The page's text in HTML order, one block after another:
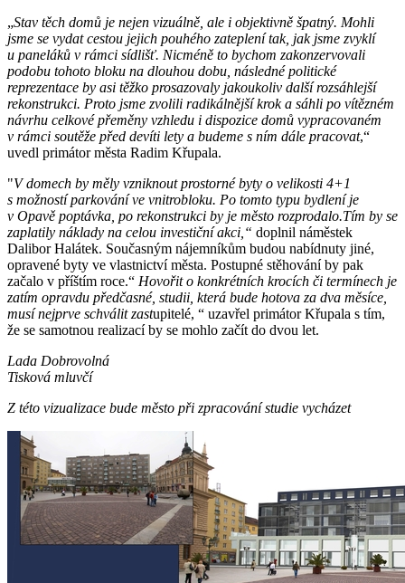
„Stav těch domů je nejen vizuálně, ale i objektivně špatný. Mohli
jsme se vydat cestou jejich pouhého zateplení tak, jak jsme zvyklí
u paneláků v rámci sídlišť. Nicméně to bychom zakonzervovali
podobu tohoto bloku na dlouhou dobu, následné politické
reprezentace by asi těžko prosazovaly jakoukoliv další rozsáhlejší
rekonstrukci. Proto jsme zvolili radikálnější krok a sáhli po vítězném
návrhu celkové přeměny vzhledu i dispozice domů vypracovaném
v rámci soutěže před devíti lety a budeme s ním dále pracovat,“
uvedl primátor města Radim Křupala.
"V domech by měly vzniknout prostorné byty o velikosti 4+1
s možností parkování ve vnitrobloku. Po tomto typu bydlení je
v Opavě poptávka, po rekonstrukci by je město rozprodalo.Tím by se
zaplatily náklady na celou investiční akci,“ doplnil náměstek
Dalibor Halátek. Současným nájemníkům budou nabídnuty jiné,
opravené byty ve vlastnictví města. Postupné stěhování by pak
začalo v příštím roce.“ Hovořit o konkrétních krocích či termínech je
zatím opravdu předčasné, studii, která bude hotova za dva měsíce,
musí nejprve schválit zastupitelé, “ uzavřel primátor Křupala s tím,
že se samotnou realizací by se mohlo začít do dvou let.
Lada Dobrovolná
Tisková mluvčí
Z této vizualizace bude město při zpracování studie vycházet